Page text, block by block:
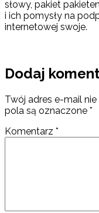
słowy, pakiet
i ich pomysły na
internetowej swoje.
Dodaj
Twój adres e-mail
pola są oznaczone *
Komentarz *